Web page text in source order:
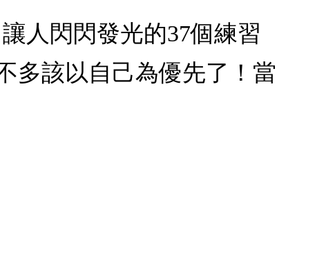
人閃閃發光的37個練習
多該以自己為優先了！當